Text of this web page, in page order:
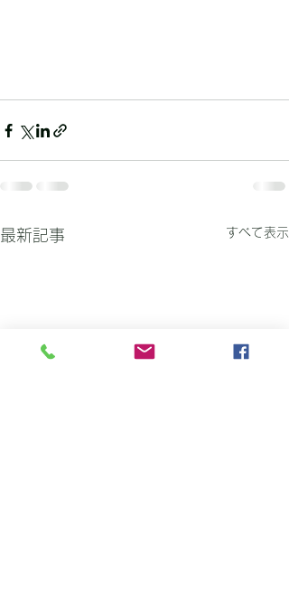
最新記事 すべて表示